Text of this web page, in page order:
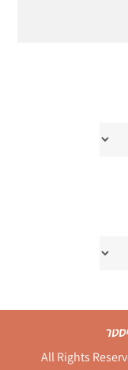
All Rights